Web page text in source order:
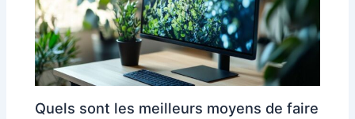
Quels sont les meilleurs moyens de faire